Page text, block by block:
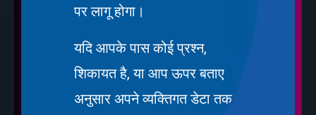
पर लागू होगा।
यदि आपके पास कोई प्रश्न,
शिकायत है, या आप ऊपर बताए
अनुसार अपने व्यक्तिगत डेटा तक